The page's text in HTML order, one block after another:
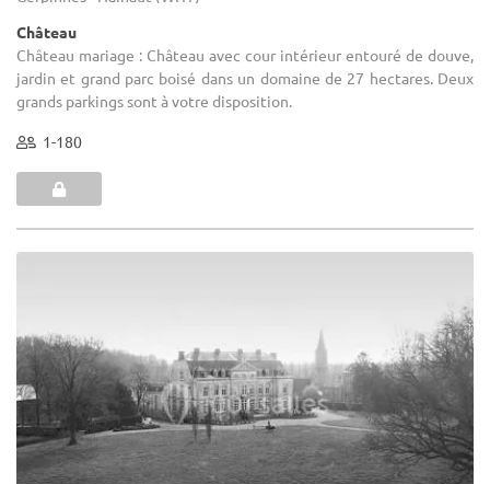
Château
Château mariage : Château avec cour intérieur entouré de douve,
jardin et grand parc boisé dans un domaine de 27 hectares. Deux
grands parkings sont à votre disposition.
1-180